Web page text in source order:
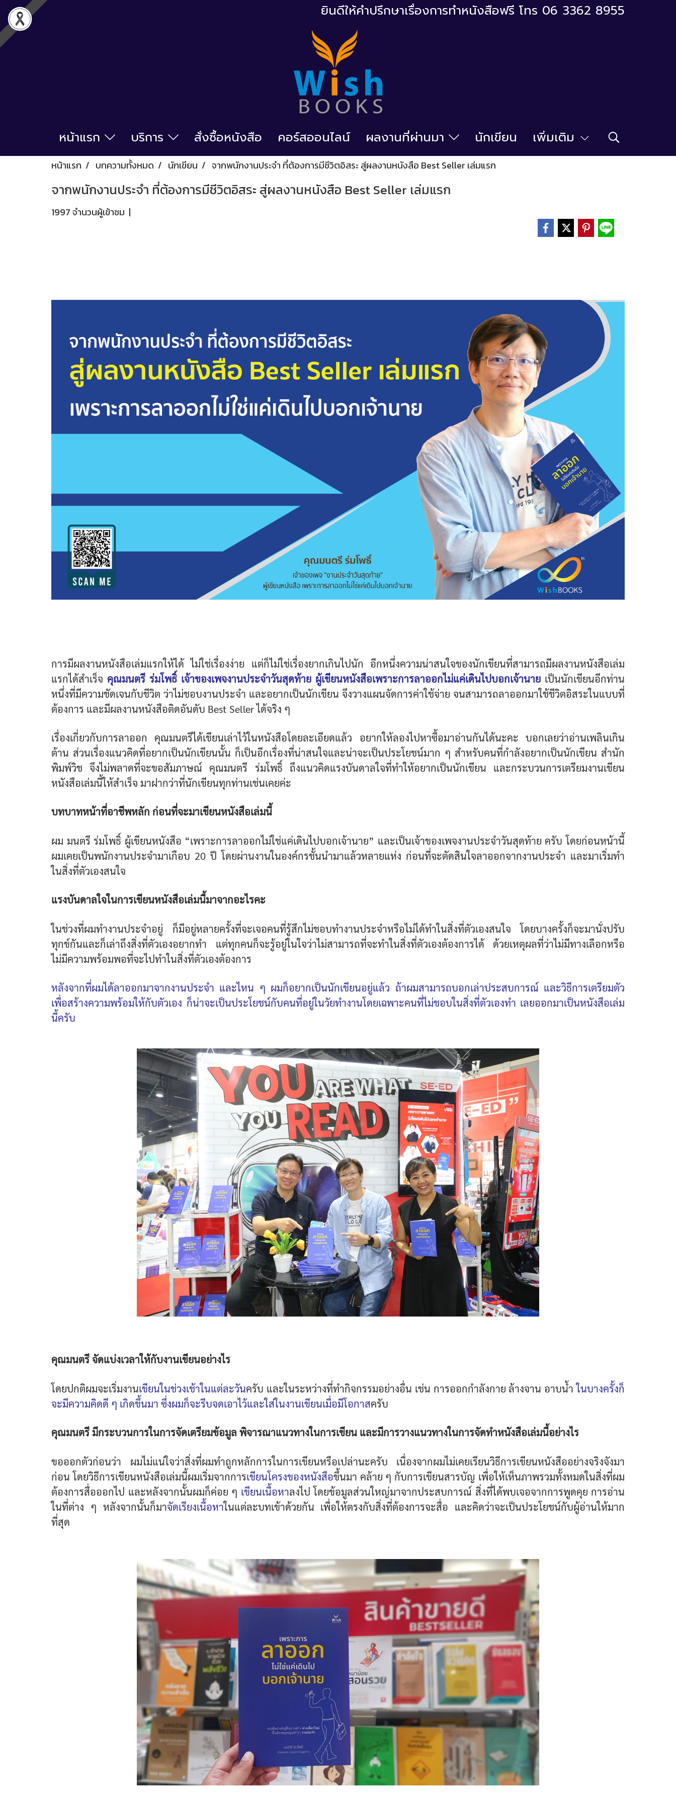
ยินดีให้คำปรึกษาเรื่องการทำหนังสือฟรี โทร 06 3362 8955
หน้าแรก บริการ สั่งซื้อหนังสือ คอร์สออนไลน์ ผลงานที่ผ่านมา นักเขียน เพิ่มเติม
หน้าแรก บทความทั้งหมด นักเขียน จากพนักงานประจำ ที่ต้องการมีชีวิตอิสระ สู่ผลงานหนังสือ Best Seller เล่มแรก
จากพนักงานประจำ ที่ต้องการมีชีวิตอิสระ สู่ผลงานหนังสือ Best Seller เล่มแรก
1997 จำนวนผู้เข้าชม |
การมีผลงานหนังสือเล่มแรกให้ได้ ไม่ใช่เรื่องง่าย แต่ก็ไม่ใช่เรื่องยากเกินไปนัก อีกหนึ่งความน่าสนใจของนักเขียนที่สามารถมีผลงานหนังสือเล่ม
แรกได้สำเร็จ คุณมนตรี ร่มโพธิ์ เจ้าของเพจงานประจำวันสุดท้าย ผู้เขียนหนังสือเพราะการลาออกไม่แค่เดินไปบอกเจ้านาย เป็นนักเขียนอีกท่าน
หนึ่งที่มีความชัดเจนกับชีวิต ว่าไม่ชอบงานประจำ และอยากเป็นนักเขียน จึงวางแผนจัดการค่าใช้จ่าย จนสามารถลาออกมาใช้ชีวิตอิสระในแบบที่
ต้องการ และมีผลงานหนังสือติดอันดับ Best Seller ได้จริง ๆ
เรื่องเกี่ยวกับการลาออก คุณมนตรีได้เขียนเล่าไว้ในหนังสือโดยละเอียดแล้ว อยากให้ลองไปหาซื้อมาอ่านกันได้นะคะ บอกเลยว่าอ่านเพลินเกิน
ต้าน ส่วนเรื่องแนวคิดที่อยากเป็นนักเขียนนั้น ก็เป็นอีกเรื่องที่น่าสนใจและน่าจะเป็นประโยชน์มาก ๆ สำหรับคนที่กำลังอยากเป็นนักเขียน สำนัก
พิมพ์วิช จึงไม่พลาดที่จะขอสัมภาษณ์ คุณมนตรี ร่มโพธิ์ ถึงแนวคิดแรงบันดาลใจที่ทำให้อยากเป็นนักเขียน และกระบวนการเตรียมงานเขียน
หนังสือเล่มนี้ให้สำเร็จ มาฝากว่าที่นักเขียนทุกท่านเช่นเคยค่ะ
บทบาทหน้าที่อาชีพหลัก ก่อนที่จะมาเขียนหนังสือเล่มนี้
ผม มนตรี ร่มโพธิ์ ผู้เขียนหนังสือ “เพราะการลาออกไม่ใช่แค่เดินไปบอกเจ้านาย” และเป็นเจ้าของเพจงานประจำวันสุดท้าย ครับ โดยก่อนหน้านี้
ผมเคยเป็นพนักงานประจำมาเกือบ 20 ปี โดยผ่านงานในองค์กรชั้นนำมาแล้วหลายแห่ง ก่อนที่จะตัดสินใจลาออกจากงานประจำ และมาเริ่มทำ
ในสิ่งที่ตัวเองสนใจ
แรงบันดาลใจในการเขียนหนังสือเล่มนี้มาจากอะไรคะ
ในช่วงที่ผมทำงานประจำอยู่ ก็มีอยู่หลายครั้งที่จะเจอคนที่รู้สึกไม่ชอบทำงานประจำหรือไม่ได้ทำในสิ่งที่ตัวเองสนใจ โดยบางครั้งก็จะมานั่งปรับ
ทุกข์กันและก็เล่าถึงสิ่งที่ตัวเองอยากทำ แต่ทุกคนก็จะรู้อยู่ในใจว่าไม่สามารถที่จะทำในสิ่งที่ตัวเองต้องการได้ ด้วยเหตุผลที่ว่าไม่มีทางเลือกหรือ
ไม่มีความพร้อมพอที่จะไปทำในสิ่งที่ตัวเองต้องการ
หลังจากที่ผมได้ลาออกมาจากงานประจำ และไหน ๆ ผมก็อยากเป็นนักเขียนอยู่แล้ว ถ้าผมสามารถบอกเล่าประสบการณ์ และวิธีการเตรียมตัว
เพื่อสร้างความพร้อมให้กับตัวเอง ก็น่าจะเป็นประโยชน์กับคนที่อยู่ในวัยทำงานโดยเฉพาะคนที่ไม่ชอบในสิ่งที่ตัวเองทำ เลยออกมาเป็นหนังสือเล่ม
นี้ครับ
คุณมนตรี จัดแบ่งเวลาให้กับงานเขียนอย่างไร
โดยปกติผมจะเริ่มงานเขียนในช่วงเช้าในแต่ละวันครับ และในระหว่างที่ทำกิจกรรมอย่างอื่น เช่น การออกกำลังกาย ล้างจาน อาบน้ำในบางครั้งก็
จะมีความคิดดี ๆ เกิดขึ้นมา ซึ่งผมก็จะรีบจดเอาไว้และใส่ในงานเขียนเมื่อมีโอกาสครับ
คุณมนตรี มีกระบวนการในการจัดเตรียมข้อมูล พิจารณาแนวทางในการเขียน และมีการวางแนวทางในการจัดทำหนังสือเล่มนี้อย่างไร
ขอออกตัวก่อนว่า ผมไม่แน่ใจว่าสิ่งที่ผมทำถูกหลักการในการเขียนหรือเปล่านะครับ เนื่องจากผมไม่เคยเรียนวิธีการเขียนหนังสืออย่างจริงจังมา
ก่อน โดยวิธีการเขียนหนังสือเล่มนี้ผมเริ่มจากการเขียนโครงของหนังสือขึ้นมา คล้าย ๆ กับการเขียนสารบัญ เพื่อให้เห็นภาพรวมทั้งหมดในสิ่งที่ผม
ต้องการสื่อออกไป และหลังจากนั้นผมก็ค่อย ๆ เขียนเนื้อหาลงไป โดยข้อมูลส่วนใหญ่มาจากประสบการณ์ สิ่งที่ได้พบเจอจากการพูดคุย การอ่าน
ในที่ต่าง ๆ หลังจากนั้นก็มาจัดเรียงเนื้อหาในแต่ละบทเข้าด้วยกัน เพื่อให้ตรงกับสิ่งที่ต้องการจะสื่อ และคิดว่าจะเป็นประโยชน์กับผู้อ่านให้มาก
ที่สุด